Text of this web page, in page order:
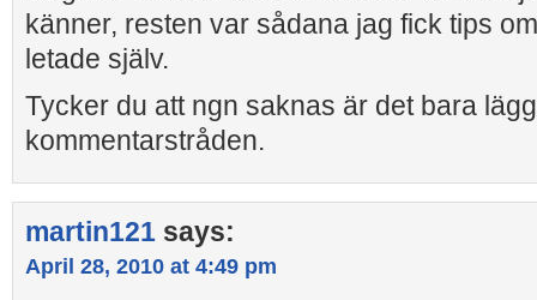
känner, resten var sådana jag fick tips
letade själv.
Tycker du att ngn saknas är det bara
kommentarstråden.
martin121 says:
April 28, 2010 at 4:49 pm